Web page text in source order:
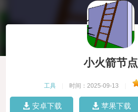
小火箭节点
工具 时间：2025-09-13
安卓下载 苹果下载